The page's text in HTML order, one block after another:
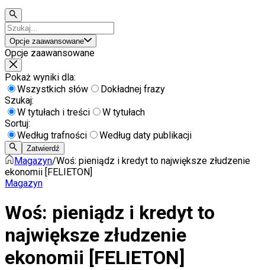
Opcje zaawansowane
Opcje zaawansowane
Pokaż wyniki dla:
Wszystkich słów
Dokładnej frazy
Szukaj:
W tytułach i treści
W tytułach
Sortuj:
Według trafności
Według daty publikacji
Zatwierdź
Magazyn/Woś: pieniądz i kredyt to największe złudzenie
ekonomii [FELIETON]
Magazyn
Woś: pieniądz i kredyt to
największe złudzenie
ekonomii [FELIETON]